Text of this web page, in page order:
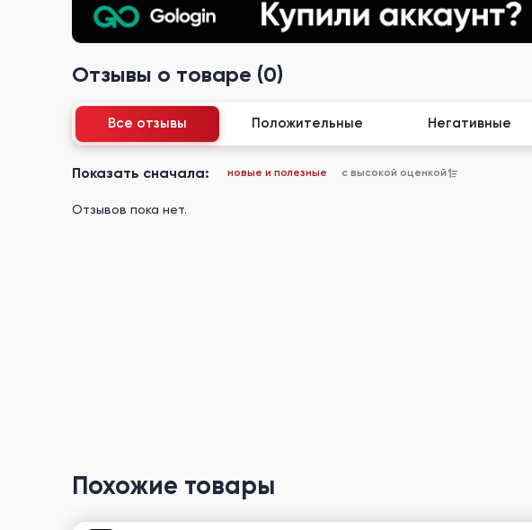
Отзывы о товаре (0)
Все отзывы Положительные Негативные
Показать сначала: новые и полезные с высокой оценкой
Отзывов пока нет.
Похожие товары